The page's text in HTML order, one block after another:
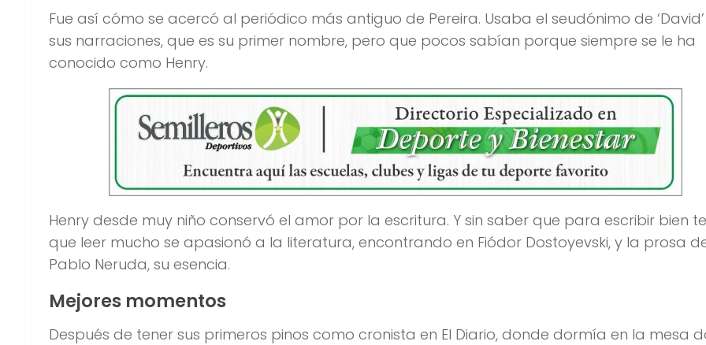
Fue así cómo se acercó al periódico más antiguo de Pereira. Usaba el seudónimo de
sus narraciones, que es su primer nombre, pero que pocos sabían porque siempre se le ha
conocido como Henry.
Henry desde muy niño conservó el amor por la escritura. Y sin saber que para escribir bien
que leer mucho se apasionó a la literatura, encontrando en Fiódor Dostoyevski, y la prosa
Pablo Neruda, su esencia.
Mejores momentos
Después de tener sus primeros pinos como cronista en El Diario, donde dormía en la mesa